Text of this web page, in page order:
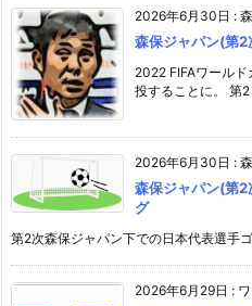
2026年6月30日 :
森保ジャパン(第
2022 FIFAワール
投することに。 第2
2026年6月30日 :
森保ジャパン(第
グ
第2次森保ジャパン下での日本代表選手
2026年6月29日 :